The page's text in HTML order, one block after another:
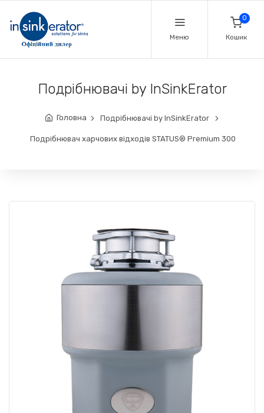
Меню
0
Кошик
Подрібнювачі by InSinkErator
Головна Подрібнювачі by InSinkErator
Подрібнювач харчових відходів STATUS® Premium 300